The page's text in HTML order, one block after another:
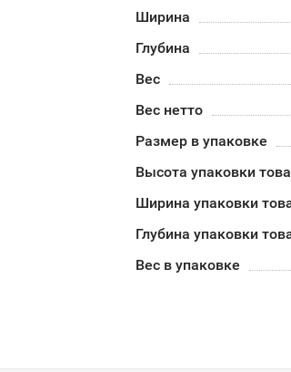
Ширина
Глубина
Вес
Вес нетто
Размер в упаковке
Высота упаковки
Ширина упаковки
Глубина упаковки
Вес в упаковке